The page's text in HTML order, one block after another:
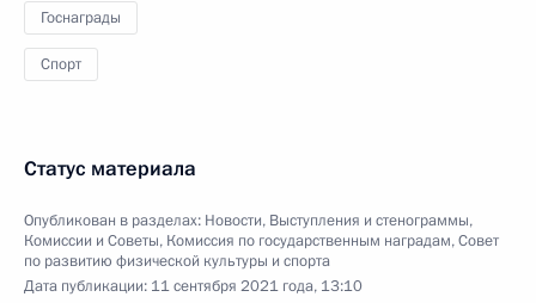
Госнаграды
Спорт
Статус материала
Опубликован в разделах: Новости, Выступления и стенограммы,
Комиссии и Советы, Комиссия по государственным наградам,Совет
по развитию физической культуры и спорта
Дата публикации: 11 сентября 2021 года, 13:10